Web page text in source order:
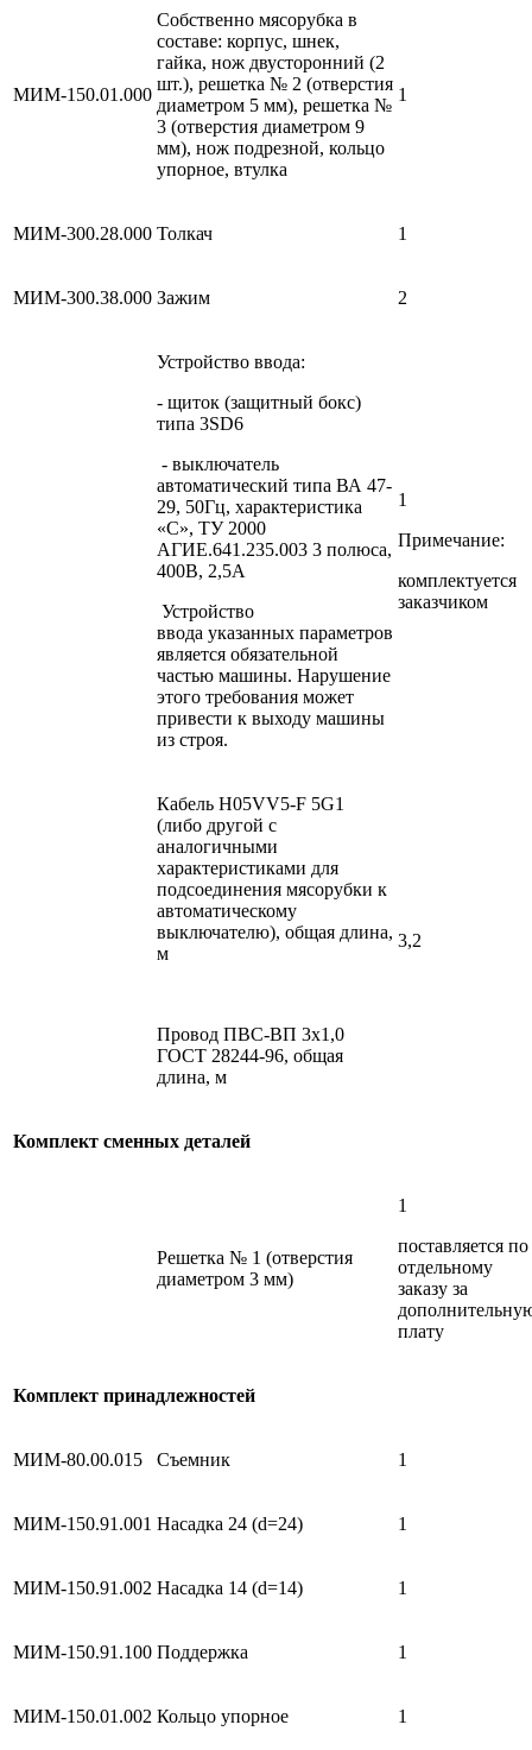
МИМ-150.01.000
Собственно мясорубка в
составе: корпус, шнек,
гайка, нож двусторонний (2
шт.), решетка № 2 (отверстия
диаметром 5 мм), решетка №
3 (отверстия диаметром 9
мм), нож подрезной, кольцо
упорное, втулка
1
МИМ-300.28.000 Толкач 1
МИМ-300.38.000 Зажим 2
Устройство ввода:
- щиток (защитный бокс)
типа 3SD6
- выключатель
автоматический типа ВА 47-
29, 50Гц, характеристика
«С», ТУ 2000
АГИЕ.641.235.003 3 полюса,
400В, 2,5А
Устройство
ввода указанных параметров
является обязательной
частью машины. Нарушение
этого требования может
привести к выходу машины
из строя.
1
Примечание:
комплектуется
заказчиком
Кабель H05VV5-F 5G1
(либо другой с
аналогичными
характеристиками для
подсоединения мясорубки к
автоматическому
выключателю), общая длина,
м
Провод ПВС-ВП 3х1,0
ГОСТ 28244-96, общая
длина, м
3,2
Комплект сменных деталей
Решетка № 1 (отверстия
диаметром 3 мм)
1
поставляется по
отдельному
заказу за
плату
Комплект принадлежностей
МИМ-80.00.015 Съемник 1
МИМ-150.91.001 Насадка 24 (d=24) 1
МИМ-150.91.002 Насадка 14 (d=14) 1
МИМ-150.91.100 Поддержка 1
МИМ-150.01.002 Кольцо упорное
1